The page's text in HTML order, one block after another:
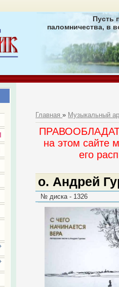
Пусть
паломничества, в
Главная» Музыкальный
на этом сайте
его
о. Андрей
№ диска - 1326